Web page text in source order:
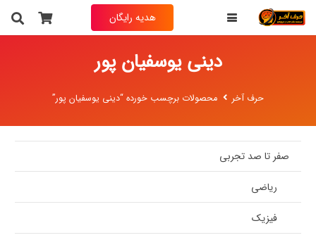
هدیه رایگان
دینی یوسفیان پور
حرف آخر محصولات برچسب خورده “دینی یوسفیان پور”
صفر تا صد تجربی
ریاضی
فیزیک